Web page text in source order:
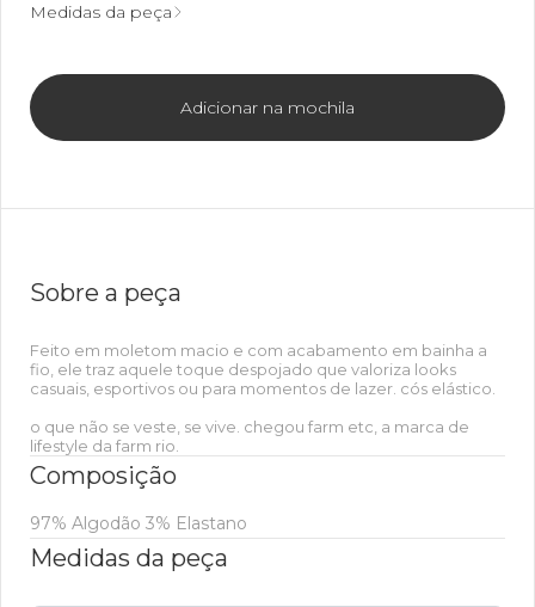
Medidas da peça
Adicionar na mochila
Sobre a peça
Feito em moletom macio e com acabamento em bainha a
fio, ele traz aquele toque despojado que valoriza looks
casuais, esportivos ou para momentos de lazer. cós elástico.
o que não se veste, se vive. chegou farm etc, a marca de
lifestyle da farm rio.
Composição
97% Algodão 3% Elastano
Medidas da peça